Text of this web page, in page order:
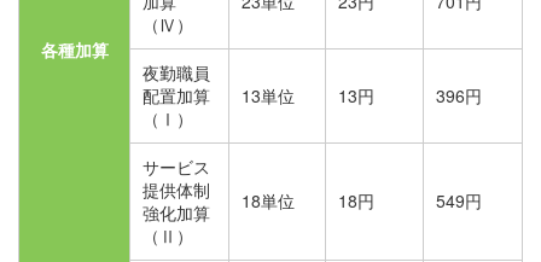
各種加算
（Ⅳ）
夜勤職員
配置加算
（Ⅰ）
13単位 13円 396円
サービス
提供体制
強化加算
（Ⅱ）
18単位 18円 549円